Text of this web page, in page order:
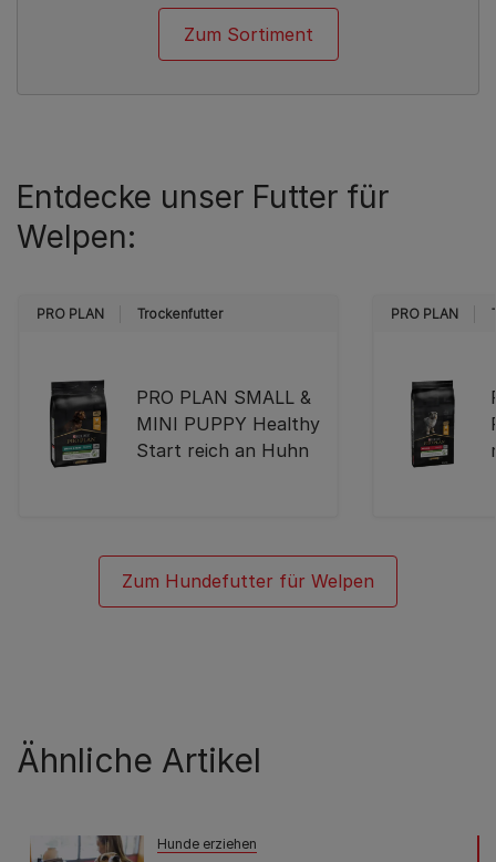
Zum Sortiment
Entdecke unser Futter für
Welpen:
PRO PLAN Trockenfutter
PRO PLAN SMALL &
MINI PUPPY Healthy
Start reich an Huhn
PRO PLAN
Zum Hundefutter für Welpen
Ähnliche Artikel
Hunde erziehen